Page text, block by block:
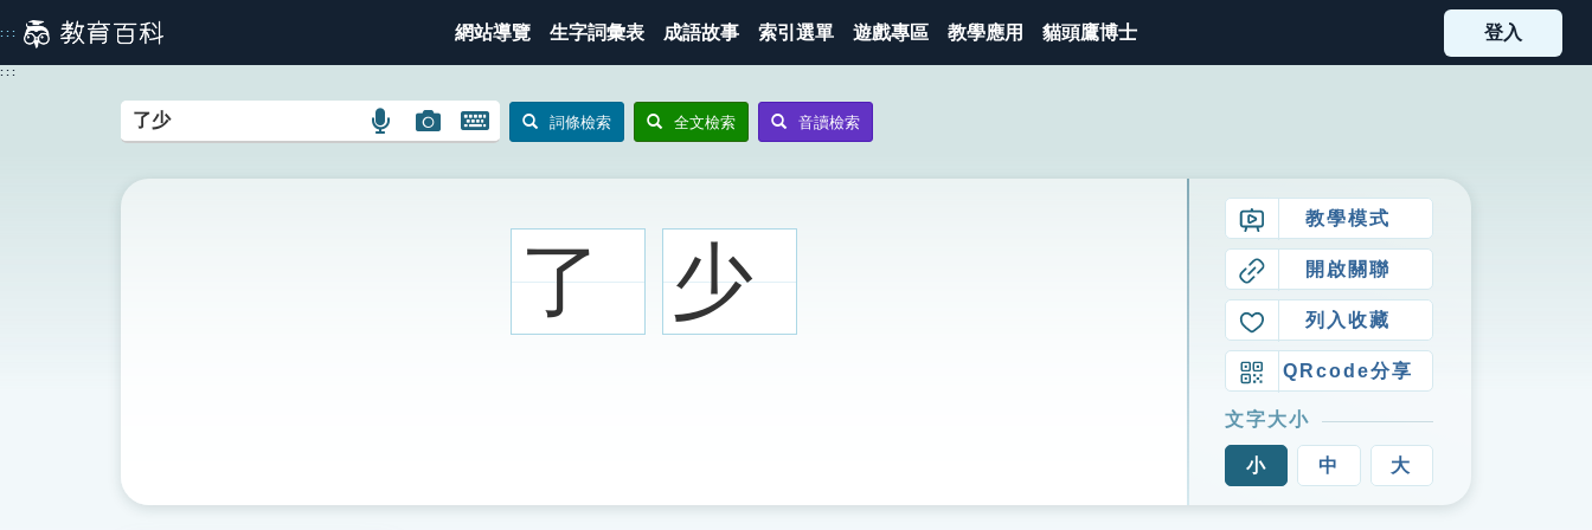
到
主
::: 網站導覽 生字詞彙表 成語故事 索引選單 遊戲專區 教學應用 貓頭鷹博士 登入
:::
語
搜
圖
搜
開
鍵
詞條檢索 全文檢索 音讀檢索
了 少
教學模式
開啟關聯
列入收藏
QRcode分享
文字大小
小 中 大